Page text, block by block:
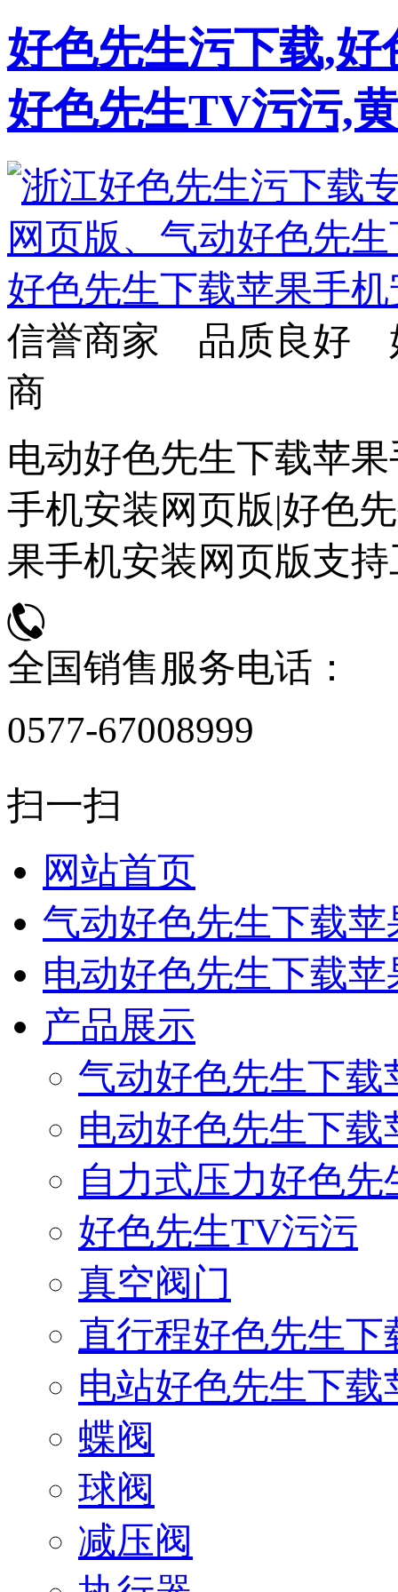
好色先生污下载,
好色先生TV污污,
信誉商家 品质良好
商
电动好色先生下载苹
手机安装网页版|好色
果手机安装网页版支
全国销售服务电话：
0577-67008999
扫一扫
网站首页
气动好色先生下载
电动好色先生下载
产品展示
气动好色先生下
电动好色先生下
自力式压力好色
好色先生TV污污
真空阀门
直行程好色先生
电站好色先生下
蝶阀
球阀
减压阀